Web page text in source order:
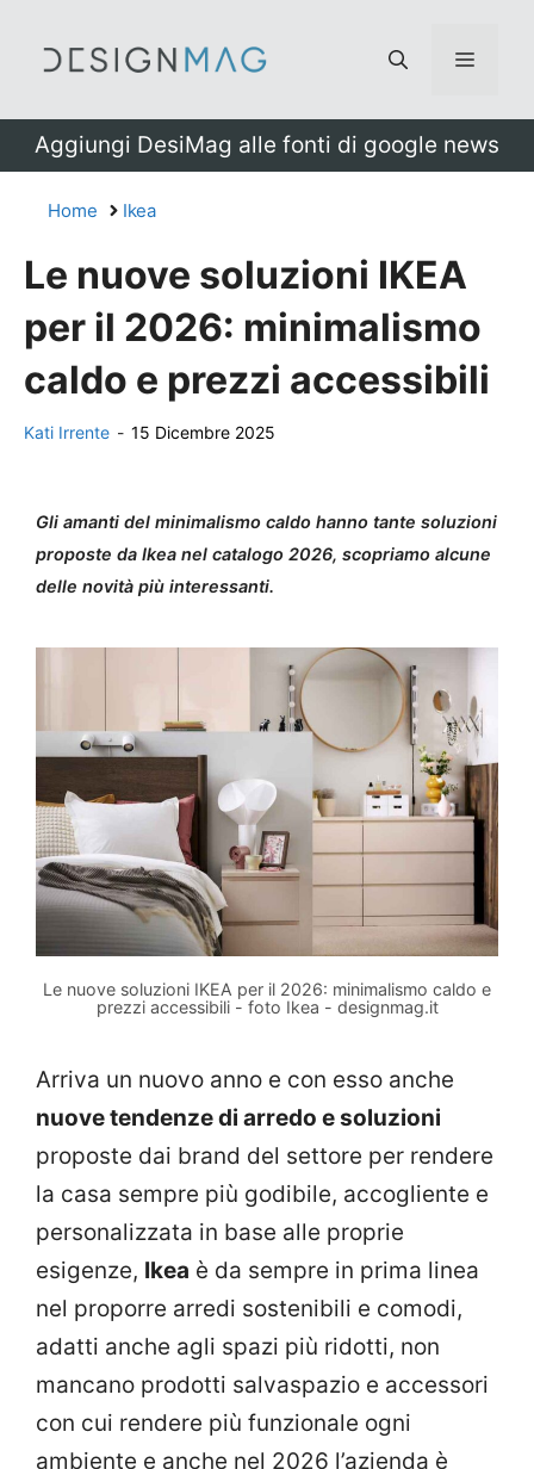
Menu
Aggiungi DesiMag alle fonti di google news
Home Ikea
Le nuove soluzioni IKEA
per il 2026: minimalismo
caldo e prezzi accessibili
Kati Irrente - 15 Dicembre 2025
Gli amanti del minimalismo caldo hanno tante soluzioni
proposte da Ikea nel catalogo 2026, scopriamo alcune
delle novità più interessanti.
Le nuove soluzioni IKEA per il 2026: minimalismo caldo e
prezzi accessibili - foto Ikea - designmag.it
Arriva un nuovo anno e con esso anche
nuove tendenze di arredo e soluzioni
proposte dai brand del settore per rendere
la casa sempre più godibile, accogliente e
personalizzata in base alle proprie
esigenze, Ikea è da sempre in prima linea
nel proporre arredi sostenibili e comodi,
adatti anche agli spazi più ridotti, non
mancano prodotti salvaspazio e accessori
con cui rendere più funzionale ogni
ambiente e anche nel 2026 l’azienda è